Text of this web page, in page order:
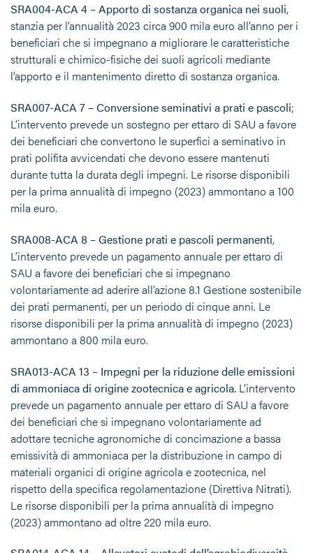
SRA004-ACA 4 –Apporto di sostanza organica nei suoli,
stanzia per l’annualità 2023 circa 900 mila euro all’anno per i
beneficiari che si impegnano a migliorare le caratteristiche
strutturali e chimico-fisiche dei suoli agricoli mediante
l’apporto e il mantenimento diretto di sostanza organica.
SRA007-ACA 7 – Conversione seminativi a prati e pascoli;
L’intervento prevede un sostegno per ettaro di SAU a favore
dei beneficiari che convertono le superfici a seminativo in
prati polifita avvicendati che devono essere mantenuti
durante tutta la durata degli impegni. Le risorse disponibili
per la prima annualità di impegno (2023) ammontano a 100
mila euro.
SRA008-ACA 8 – Gestione prati e pascoli permanenti,
L’intervento prevede un pagamento annuale per ettaro di
SAU a favore dei beneficiari che si impegnano
volontariamente ad aderire all’azione 8.1 Gestione sostenibile
dei prati permanenti, per un periodo di cinque anni. Le
risorse disponibili per la prima annualità di impegno (2023)
ammontano a 800 mila euro.
SRA013-ACA 13 – Impegni per la riduzione delle emissioni
di ammoniaca di origine zootecnica e agricola. L’intervento
prevede un pagamento annuale per ettaro di SAU a favore
dei beneficiari che si impegnano volontariamente ad
adottare tecniche agronomiche di concimazione a bassa
emissività di ammoniaca per la distribuzione in campo di
materiali organici di origine agricola e zootecnica, nel
rispetto della specifica regolamentazione (Direttiva Nitrati).
Le risorse disponibili per la prima annualità di impegno
(2023) ammontano ad oltre 220 mila euro.